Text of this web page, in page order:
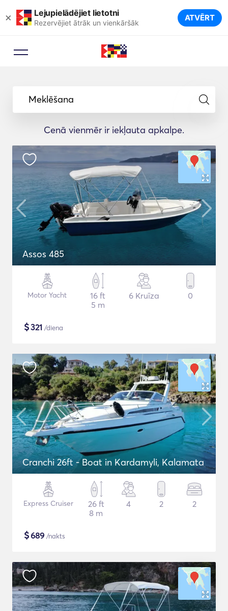
× Lejupielādējiet lietotni
Rezervējiet ātrāk un vienkāršāk ATVĒRT
Meklēšana
Cenā vienmēr ir iekļauta apkalpe.
Assos 485
Motor Yacht
16 ft
5 m
6 Kruīza 0
$321 /diena
Cranchi 26ft - Boat in Kardamyli, Kalamata
Express Cruiser
26 ft
8 m
4 2 2
$689 /nakts